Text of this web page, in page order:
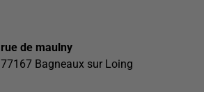
rue de maulny
77167 Bagneaux sur Loing